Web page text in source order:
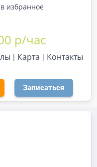
избранное
р/час
Карта Контакты
Записаться